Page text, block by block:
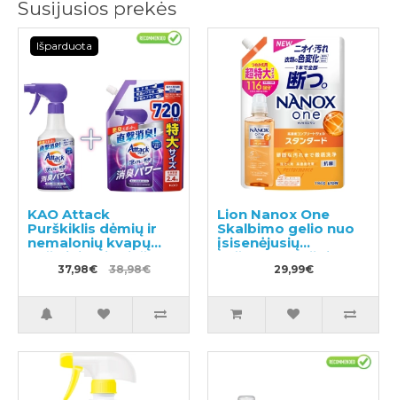
Susijusios prekės
Išparduota
KAO Attack
Purškiklis dėmių ir
nemalonių kvapų
pašalinimui prieš
skalbimą 300ml +
37,98€ 38,98€
Lion Nanox One
Skalbimo gelio nuo
įsisenėjusių
nešvarumų užpildas
29,99€